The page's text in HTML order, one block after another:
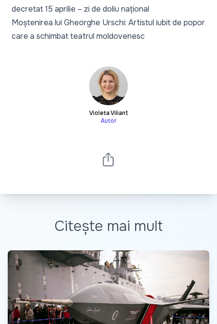
decretat 15 aprilie – zi de doliu național
Moștenirea lui Gheorghe Urschi: Artistul iubit de popor
care a schimbat teatrul moldovenesc
Violeta Viliant
Autor
Citește mai mult